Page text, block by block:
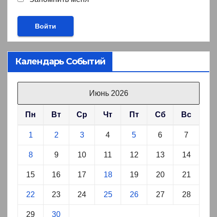
Календарь Событий
Июнь 2026
Пн Вт Ср Чт Пт Сб Вс
1 2 3 4 5 6 7
8 9 10 11 12 13 14
15 16 17 18 19 20 21
22 23 24 25 26 27 28
29 30